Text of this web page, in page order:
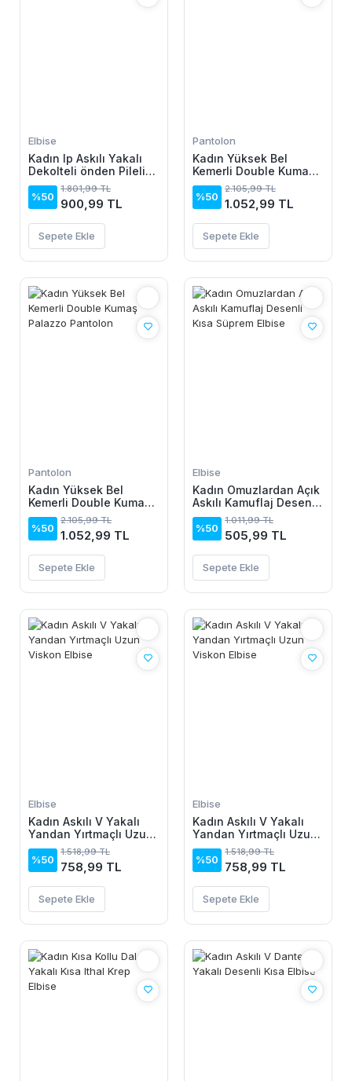
Elbise
Kadın Ip Askılı Yakalı
Dekolteli önden Pileli
Midi Ithal Krep Elbise
%50
1.801,99 TL
900,99 TL
Sepete Ekle
Pantolon
Kadın Yüksek Bel
Kemerli Double Kumaş
Palazzo Pantolon
%50
2.105,99 TL
1.052,99 TL
Sepete Ekle
Pantolon
Kadın Yüksek Bel
Kemerli Double Kumaş
Palazzo Pantolon
%50
2.105,99 TL
1.052,99 TL
Sepete Ekle
Elbise
Kadın Omuzlardan Açık
Askılı Kamuflaj Desenli
Kısa Süprem Elbise
%50
1.011,99 TL
505,99 TL
Sepete Ekle
Elbise
Kadın Askılı V Yakalı
Yandan Yırtmaçlı Uzun
Viskon Elbise
%50
1.518,99 TL
758,99 TL
Sepete Ekle
Elbise
Kadın Askılı V Yakalı
Yandan Yırtmaçlı Uzun
Viskon Elbise
%50
1.518,99 TL
758,99 TL
Sepete Ekle